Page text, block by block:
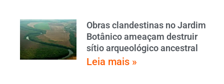
Obras clandestinas no Jardim
Botânico ameaçam destruir
sítio arqueológico ancestral
Leia mais »